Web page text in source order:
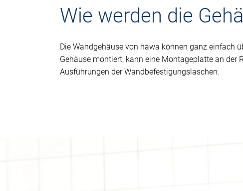
Wie werden die
Die Wandgehäuse von häwa können ganz einfach
Gehäuse montiert, kann eine Montageplatte an der
Ausführungen der Wandbefestigungslaschen.